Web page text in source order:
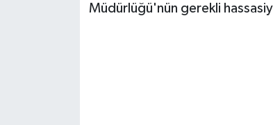
Müdürlüğü'nün gerekli